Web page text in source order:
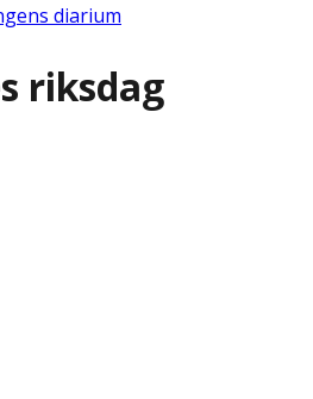
diarium
riksdag